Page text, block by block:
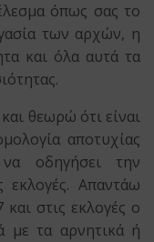
όπως σας το
των αρχών, η
και όλα αυτά τα
θεωρώ ότι είναι
αποτυχίας
οδηγήσει την
Απαντάω
στις εκλογές ο
με τα αρνητικά ή